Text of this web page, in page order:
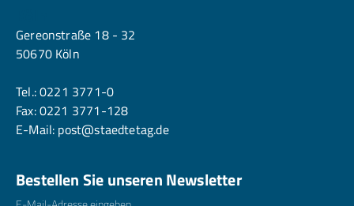
Gereonstraße 18 - 32
50670 Köln
Tel.:0221 3771-0
Fax: 0221 3771-128
E-Mail: post@staedtetag.de
Bestellen Sie unseren Newsletter
E-Mailadresse